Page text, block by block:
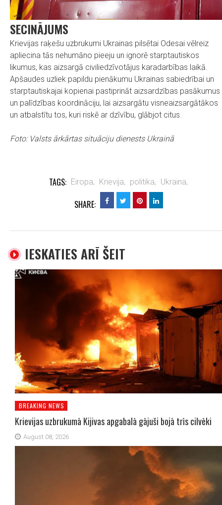
SECINĀJUMS
Krievijas raķešu uzbrukumi Ukrainas pilsētai Odesai vēlreiz
apliecina tās nehumāno pieeju un ignorē starptautiskos
likumus, kas aizsargā civiliedzīvotājus karadarbības laikā.
Apšaudes uzliek papildu pienākumu Ukrainas sabiedrībai un
starptautiskajai kopienai pastiprināt aizsardzības pasākumus
un palīdzības koordināciju, lai aizsargātu visneaizsargātākos
un atbalstītu tos, kuri riskē ar dzīvību, glābjot citus.
Foto: Valsts ārkārtas situāciju dienests Ukrainā
TAGS: Eiropa, Krievija, politika, Ukraina,
SHARE:
IESKATIES ARĪ ŠEIT
BREAKING NEWS
Krievijas uzbrukumā Kijivas apgabalā gājuši bojā trīs cilvēki
August 08, 2026